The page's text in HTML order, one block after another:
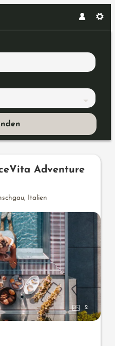
im Zimmer
Adventure
, Italien
2